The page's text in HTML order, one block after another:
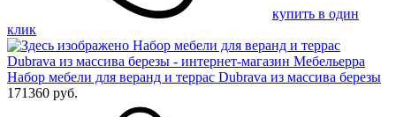
купить в один
клик
Набор мебели для веранд и террас Dubrava из массива березы
171360 руб.